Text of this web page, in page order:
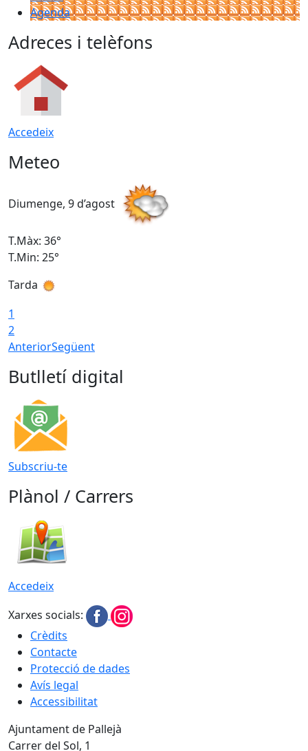
Agenda
Adreces i telèfons
Accedeix
Meteo
Diumenge, 9 d’agost
T.Màx: 36°
T.Min: 25°
Tarda
1
2
AnteriorSegüent
Butlletí digital
Subscriu-te
Plànol / Carrers
Accedeix
Xarxes socials:
Crèdits
Contacte
Protecció de dades
Avís legal
Accessibilitat
Ajuntament de Pallejà
Carrer del Sol, 1